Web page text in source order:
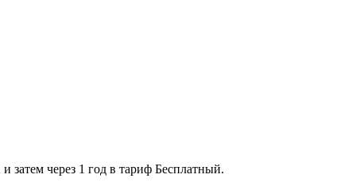
через 1 год в тариф Бесплатный.